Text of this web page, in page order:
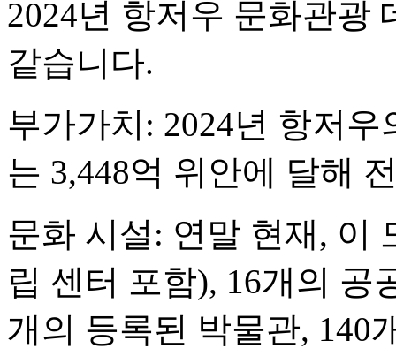
2024년 항저우 문화관광
같습니다.
부가가치: 2024년 항저
는 3,448억 위안에 달해
문화 시설: 연말 현재, 이
립 센터 포함), 16개의 공
개의 등록된 박물관, 140